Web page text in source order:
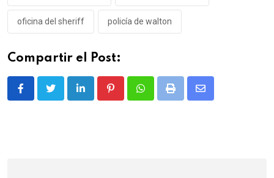
oficina del sheriff policía de walton
Compartir el Post:
LinkedIn PinterestWhatsappPrint
Share